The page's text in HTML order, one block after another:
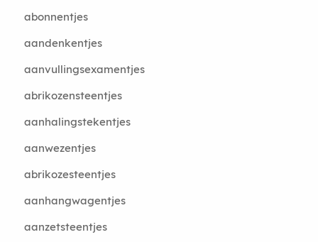
abonnentjes
aandenkentjes
aanvullingsexamentjes
abrikozensteentjes
aanhalingstekentjes
aanwezentjes
abrikozesteentjes
aanhangwagentjes
aanzetsteentjes